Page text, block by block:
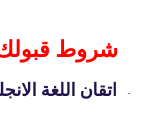
شروط قبولك
· اتقان اللغة